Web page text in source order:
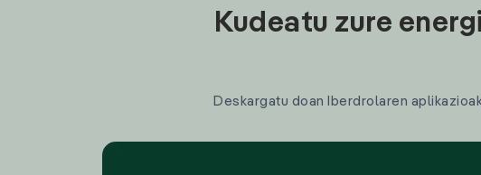
Kudeatu zure
Deskargatu doan Iberdrolaren